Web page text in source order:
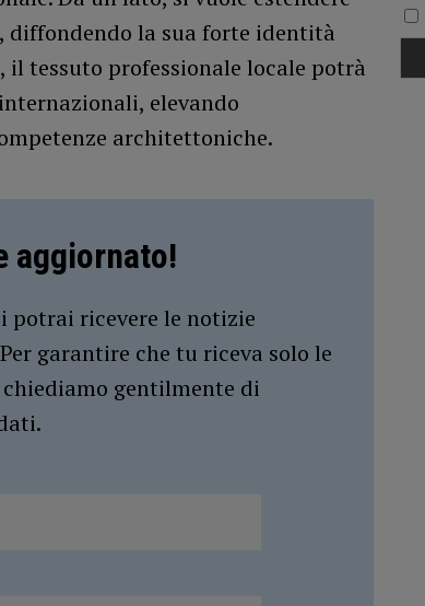
la sua forte identità
tessuto professionale locale potrà
elevando
architettoniche.
aggiornato!
potrai ricevere le notizie
garantire che tu riceva solo le
gentilmente di